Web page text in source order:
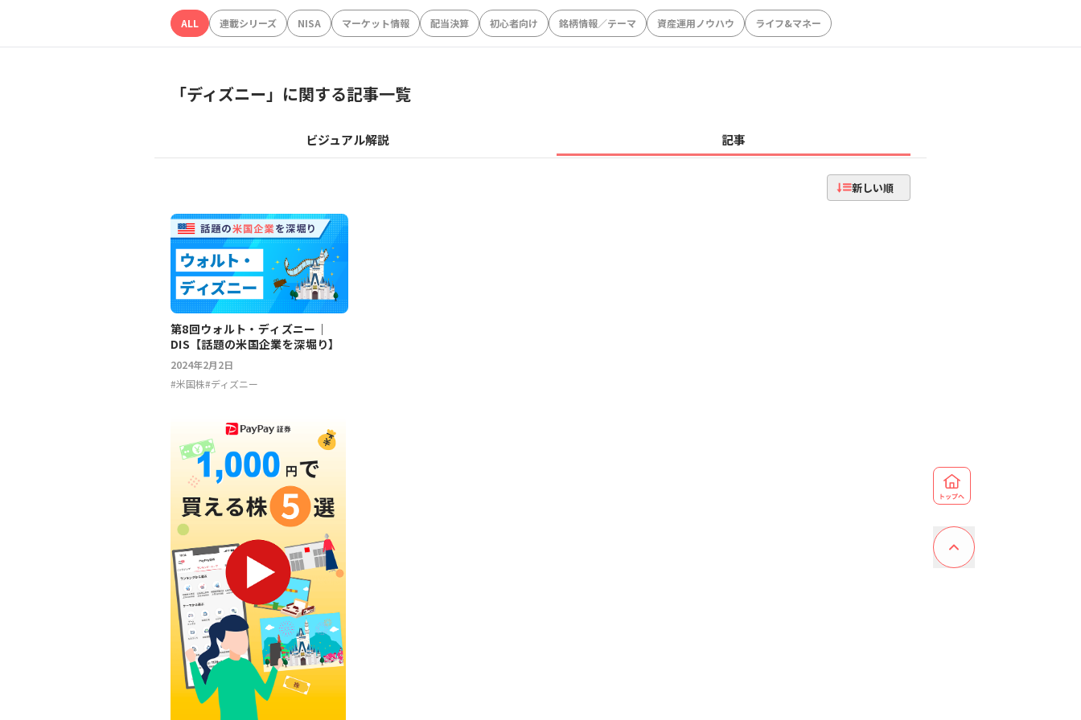
ALL 連載シリーズ NISA マーケット情報 配当決算 初心者向け 銘柄情報／テーマ 資産運用ノウハウ ライフ&マネー
「ディズニー」に関する記事一覧
ビジュアル解説 記事
新しい順
第8回ウォルト・ディズニー｜
DIS【話題の米国企業を深堀り】
2024年2月2日
#米国株#ディズニー